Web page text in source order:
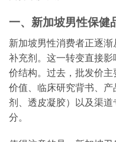
一、新加坡男性保健
新加坡男性消费者正逐
补充剂。这一转变直接影
价结构。过去，批发价
价值、临床研究背书、
剂、透皮凝胶）以及渠
分。